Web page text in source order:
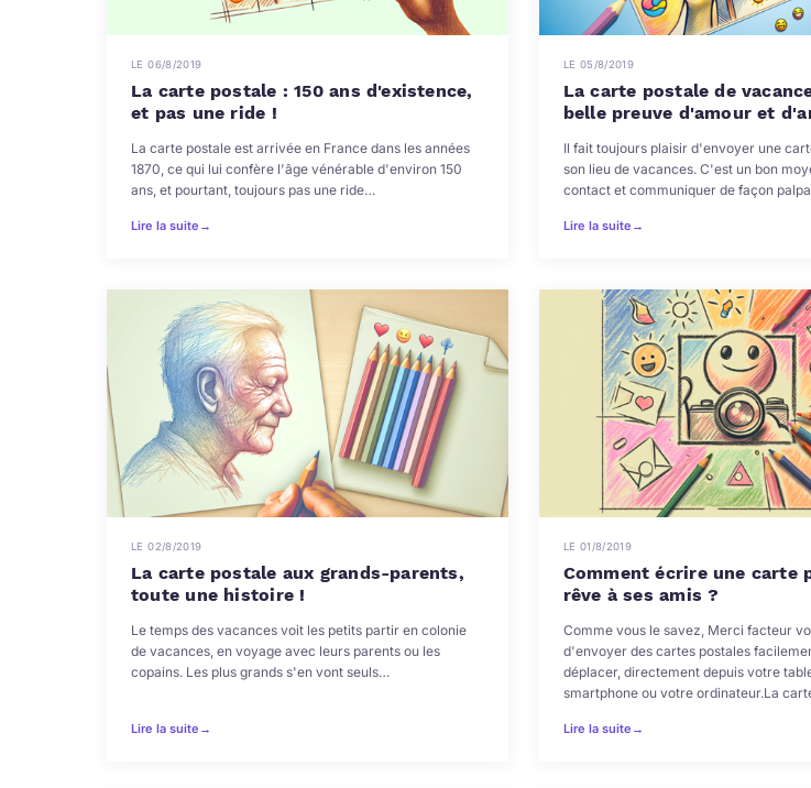
LE 06/8/2019
La carte postale : 150 ans d'existence,
et pas une ride !
La carte postale est arrivée en France dans les années
1870, ce qui lui confère l'âge vénérable d'environ 150
ans, et pourtant, toujours pas une ride…
Lire la suite →
LE 05/8/2019
La carte postale de
belle preuve d'amour et
Il fait toujours plaisir d'envoyer une
son lieu de vacances. C'est un bon
contact et communiquer de façon
Lire la suite →
LE 02/8/2019
La carte postale aux grands-parents,
toute une histoire !
Le temps des vacances voit les petits partir en colonie
de vacances, en voyage avec leurs parents ou les
copains. Les plus grands s'en vont seuls…
Lire la suite →
LE 01/8/2019
Comment écrire une carte
rêve à ses amis ?
Comme vous le savez, Merci facteur
d'envoyer des cartes postales
déplacer, directement depuis votre
smartphone ou votre ordinateur.La
Lire la suite →